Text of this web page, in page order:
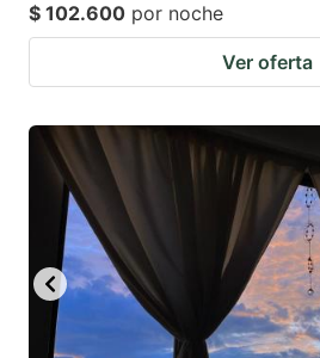
$ 102.600 por noche
Ver oferta